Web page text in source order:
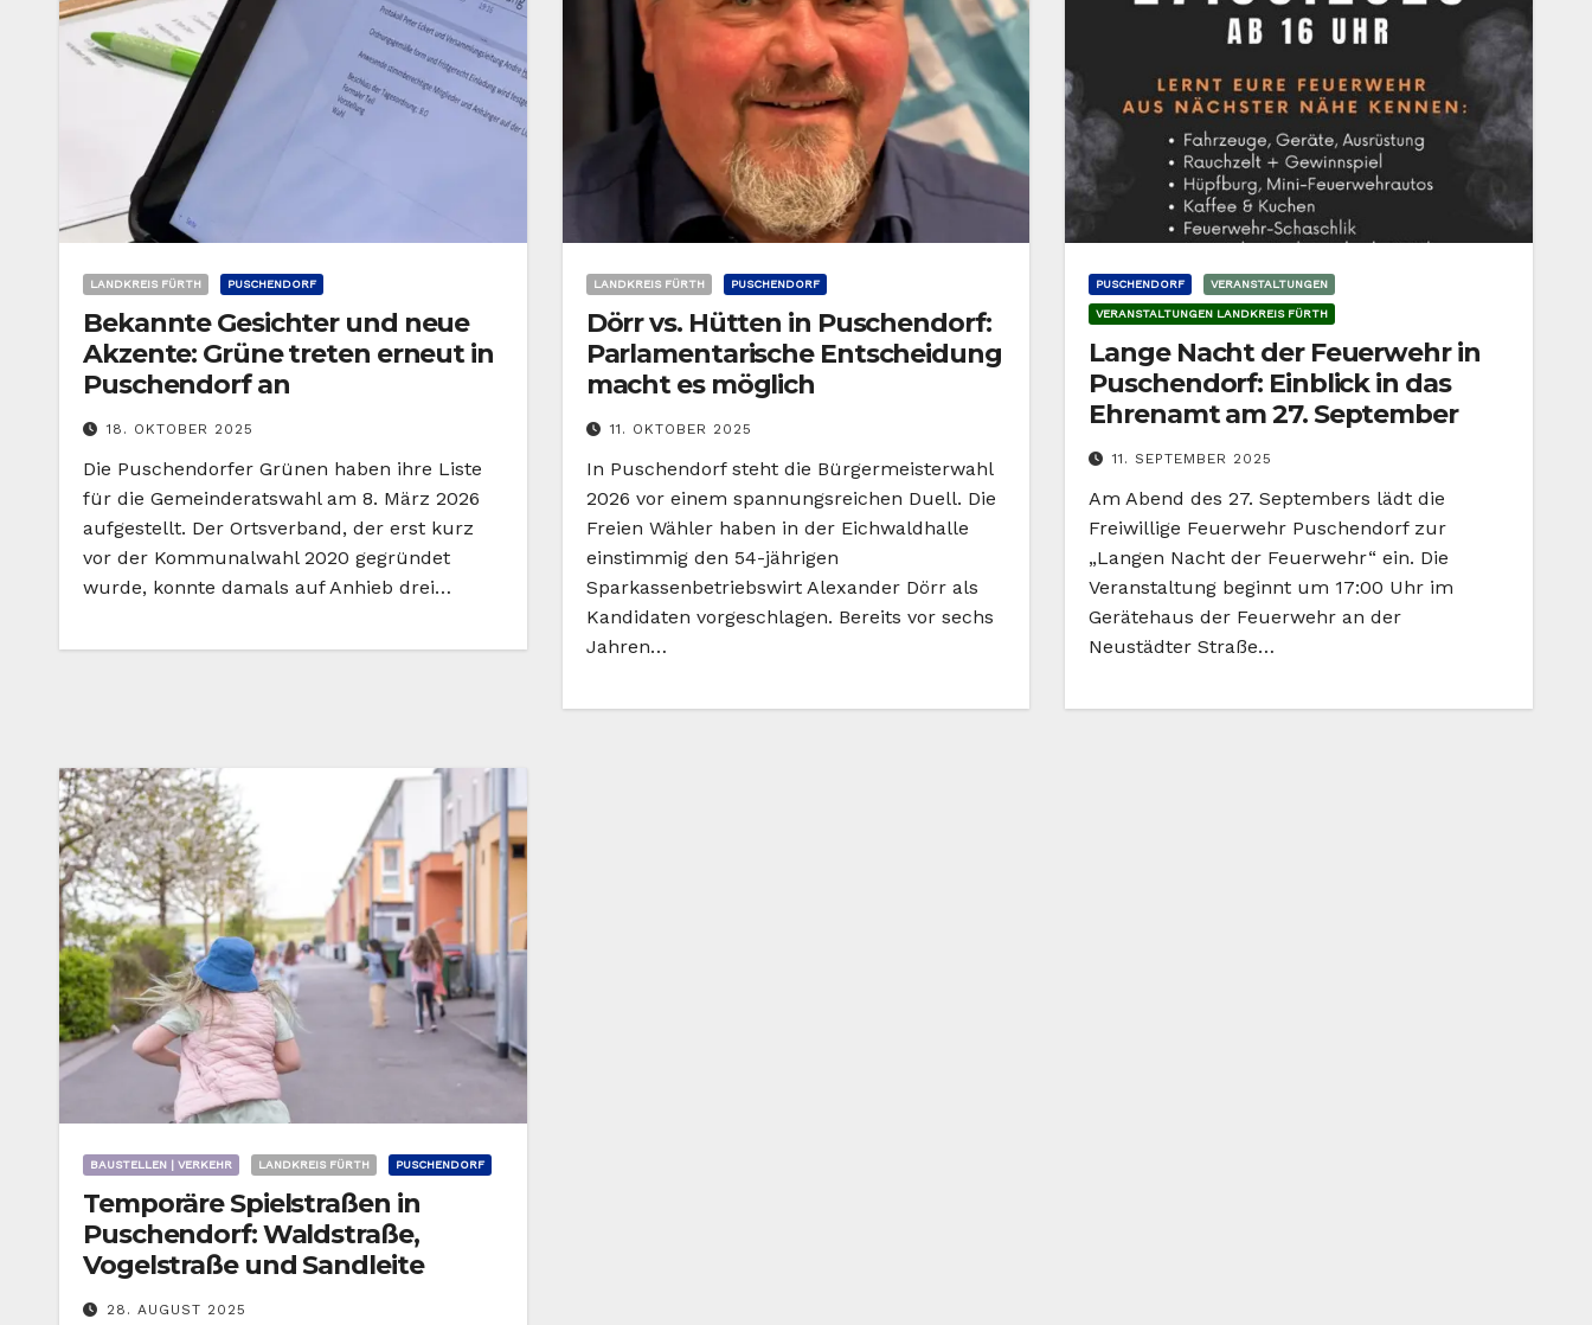
LANDKREIS FÜRTH PUSCHENDORF
Bekannte Gesichter und neue
Akzente: Grüne treten erneut in
Puschendorf an
18. OKTOBER 2025
Die Puschendorfer Grünen haben ihre Liste
für die Gemeinderatswahl am 8. März 2026
aufgestellt. Der Ortsverband, der erst kurz
vor der Kommunalwahl 2020 gegründet
wurde, konnte damals auf Anhieb drei…
LANDKREIS FÜRTH PUSCHENDORF
Dörr vs. Hütten in Puschendorf:
Parlamentarische Entscheidung
macht es möglich
11. OKTOBER 2025
In Puschendorf steht die Bürgermeisterwahl
2026 vor einem spannungsreichen Duell. Die
Freien Wähler haben in der Eichwaldhalle
einstimmig den 54-jährigen
Sparkassenbetriebswirt Alexander Dörr als
Kandidaten vorgeschlagen. Bereits vor sechs
Jahren…
PUSCHENDORF VERANSTALTUNGEN
VERANSTALTUNGEN LANDKREIS FÜRTH
Lange Nacht der Feuerwehr in
Puschendorf: Einblick in das
Ehrenamt am 27. September
11. SEPTEMBER 2025
Am Abend des 27. Septembers lädt die
Freiwillige Feuerwehr Puschendorf zur
„Langen Nacht der Feuerwehr“ ein. Die
Veranstaltung beginnt um 17:00 Uhr im
Gerätehaus der Feuerwehr an der
Neustädter Straße…
BAUSTELLEN | VERKEHR LANDKREIS FÜRTH PUSCHENDORF
Temporäre Spielstraßen in
Puschendorf: Waldstraße,
Vogelstraße und Sandleite
28. AUGUST 2025